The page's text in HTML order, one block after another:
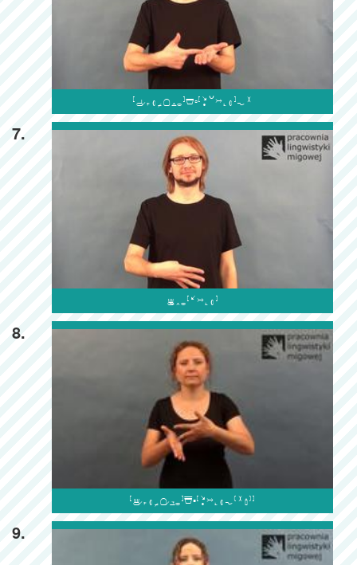

7.

8.

9.